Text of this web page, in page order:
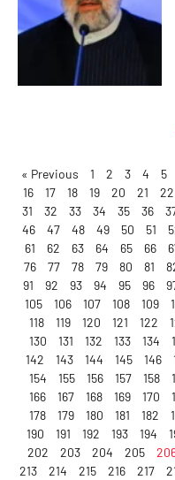
« Previous 1 2 3 4 5
16
17 18 19 20 21 22
31
32 33 34 35 36
46
47 48 49 50 51
61
62 63 64 65 66
76
77 78 79 80 81
91
92 93 94 95 96
105
106 107 108 109
118
119 120 121 122
130
131 132 133 134
142
143 144 145 146
154
155 156 157 158
166
167 168 169 170
178
179 180 181 182
190
191 192 193 194
202
203 204 205
213
214 215 216 217